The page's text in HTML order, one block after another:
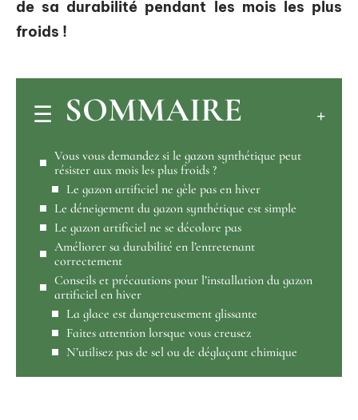
de sa durabilité pendant les mois les plus
froids !
SOMMAIRE
Vous vous demandez si le gazon synthétique peut
résister aux mois les plus froids ?
Le gazon artificiel ne gèle pas en hiver
Le déneigement du gazon synthétique est simple
Le gazon artificiel ne se décolore pas
Améliorer sa durabilité en l’entretenant
correctement
Conseils et précautions pour l’installation du gazon
artificiel en hiver
La glace est dangereusement glissante
Faites attention lorsque vous creusez
N’utilisez pas de sel ou de déglaçant chimique